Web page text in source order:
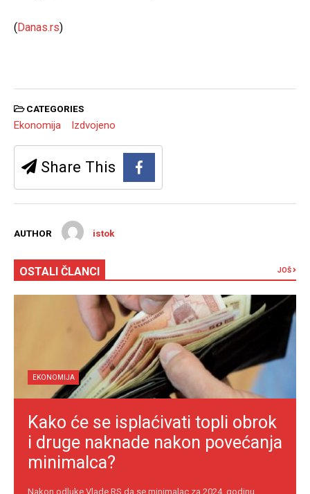
(Danas.rs)
CATEGORIES
Ekonomija Izdvojeno
Share This
AUTHOR istok
OSTALI ČLANCI JOŠ
EKONOMIJA
Kako će se isplaćivati topli obrok
i druge naknade nakon povećanja
minimalca?
Nakon odluke Vlade RS da se minimalac za 2024. godinu